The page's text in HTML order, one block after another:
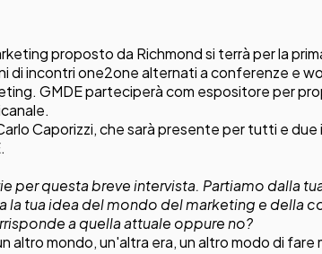
proposto da Richmond si terrà per la
di incontri one2one alternati a conferenze e
GMDE parteciperà com espositore per
Caporizzi, che sarà presente per tutti e due
per questa breve intervista. Partiamo dalla
la tua idea del mondo del marketing e della
a quella attuale oppure no?
altro mondo, un'altra era, un altro modo di fare